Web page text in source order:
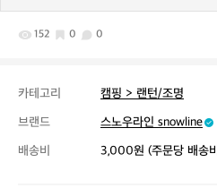
152 0 0
카테고리
캠핑 > 랜턴/조명
브랜드
스노우라인 snowline
배송비
3,000원 (주문당 배송